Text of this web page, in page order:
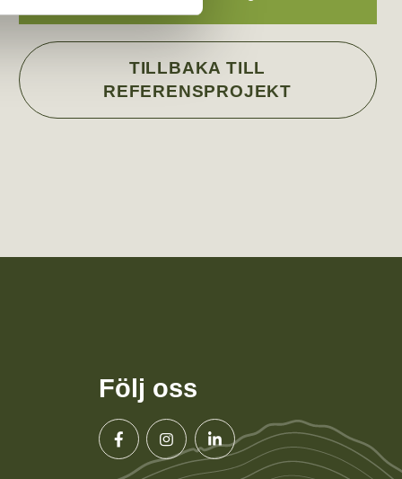
TILLBAKA TILL
REFERENSPROJEKT
Följ oss
FacebookInstagramLinkedin